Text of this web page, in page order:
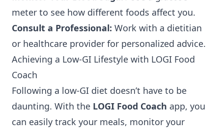
meter to see how different foods affect you.
Consult a Professional: Work with a dietitian
or healthcare provider for personalized advice.
Achieving a Low-GI Lifestyle with LOGI Food
Coach
Following a low-GI diet doesn’t have to be
daunting. With the LOGI Food Coach app, you
can easily track your meals, monitor your